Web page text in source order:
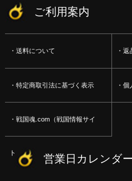
ご利用案内
送料について 返
特定商取引法に基づく表示 個
戦国魂.com（戦国情報サイ
ト） 営業日カレンダー